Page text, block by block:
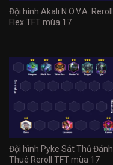
Đội hình Akali N.O.V.A. Reroll
Flex TFT mùa 17
Đội hình Pyke Sát Thủ Đánh
Thuê Reroll TFT mùa 17